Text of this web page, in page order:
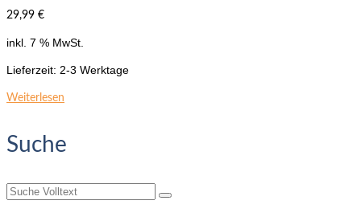
29,99 €
inkl. 7 % MwSt.
Lieferzeit: 2-3 Werktage
Weiterlesen
Suche
Suche